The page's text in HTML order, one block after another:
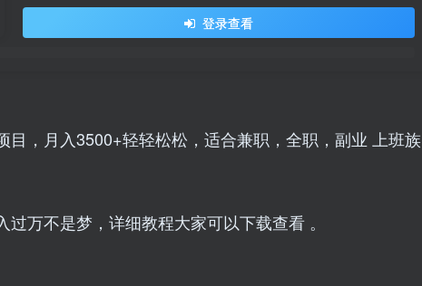
登录查看
，月入3500+轻轻松松，适合兼职，全职，副业 上班族
万不是梦，详细教程大家可以下载查看 。